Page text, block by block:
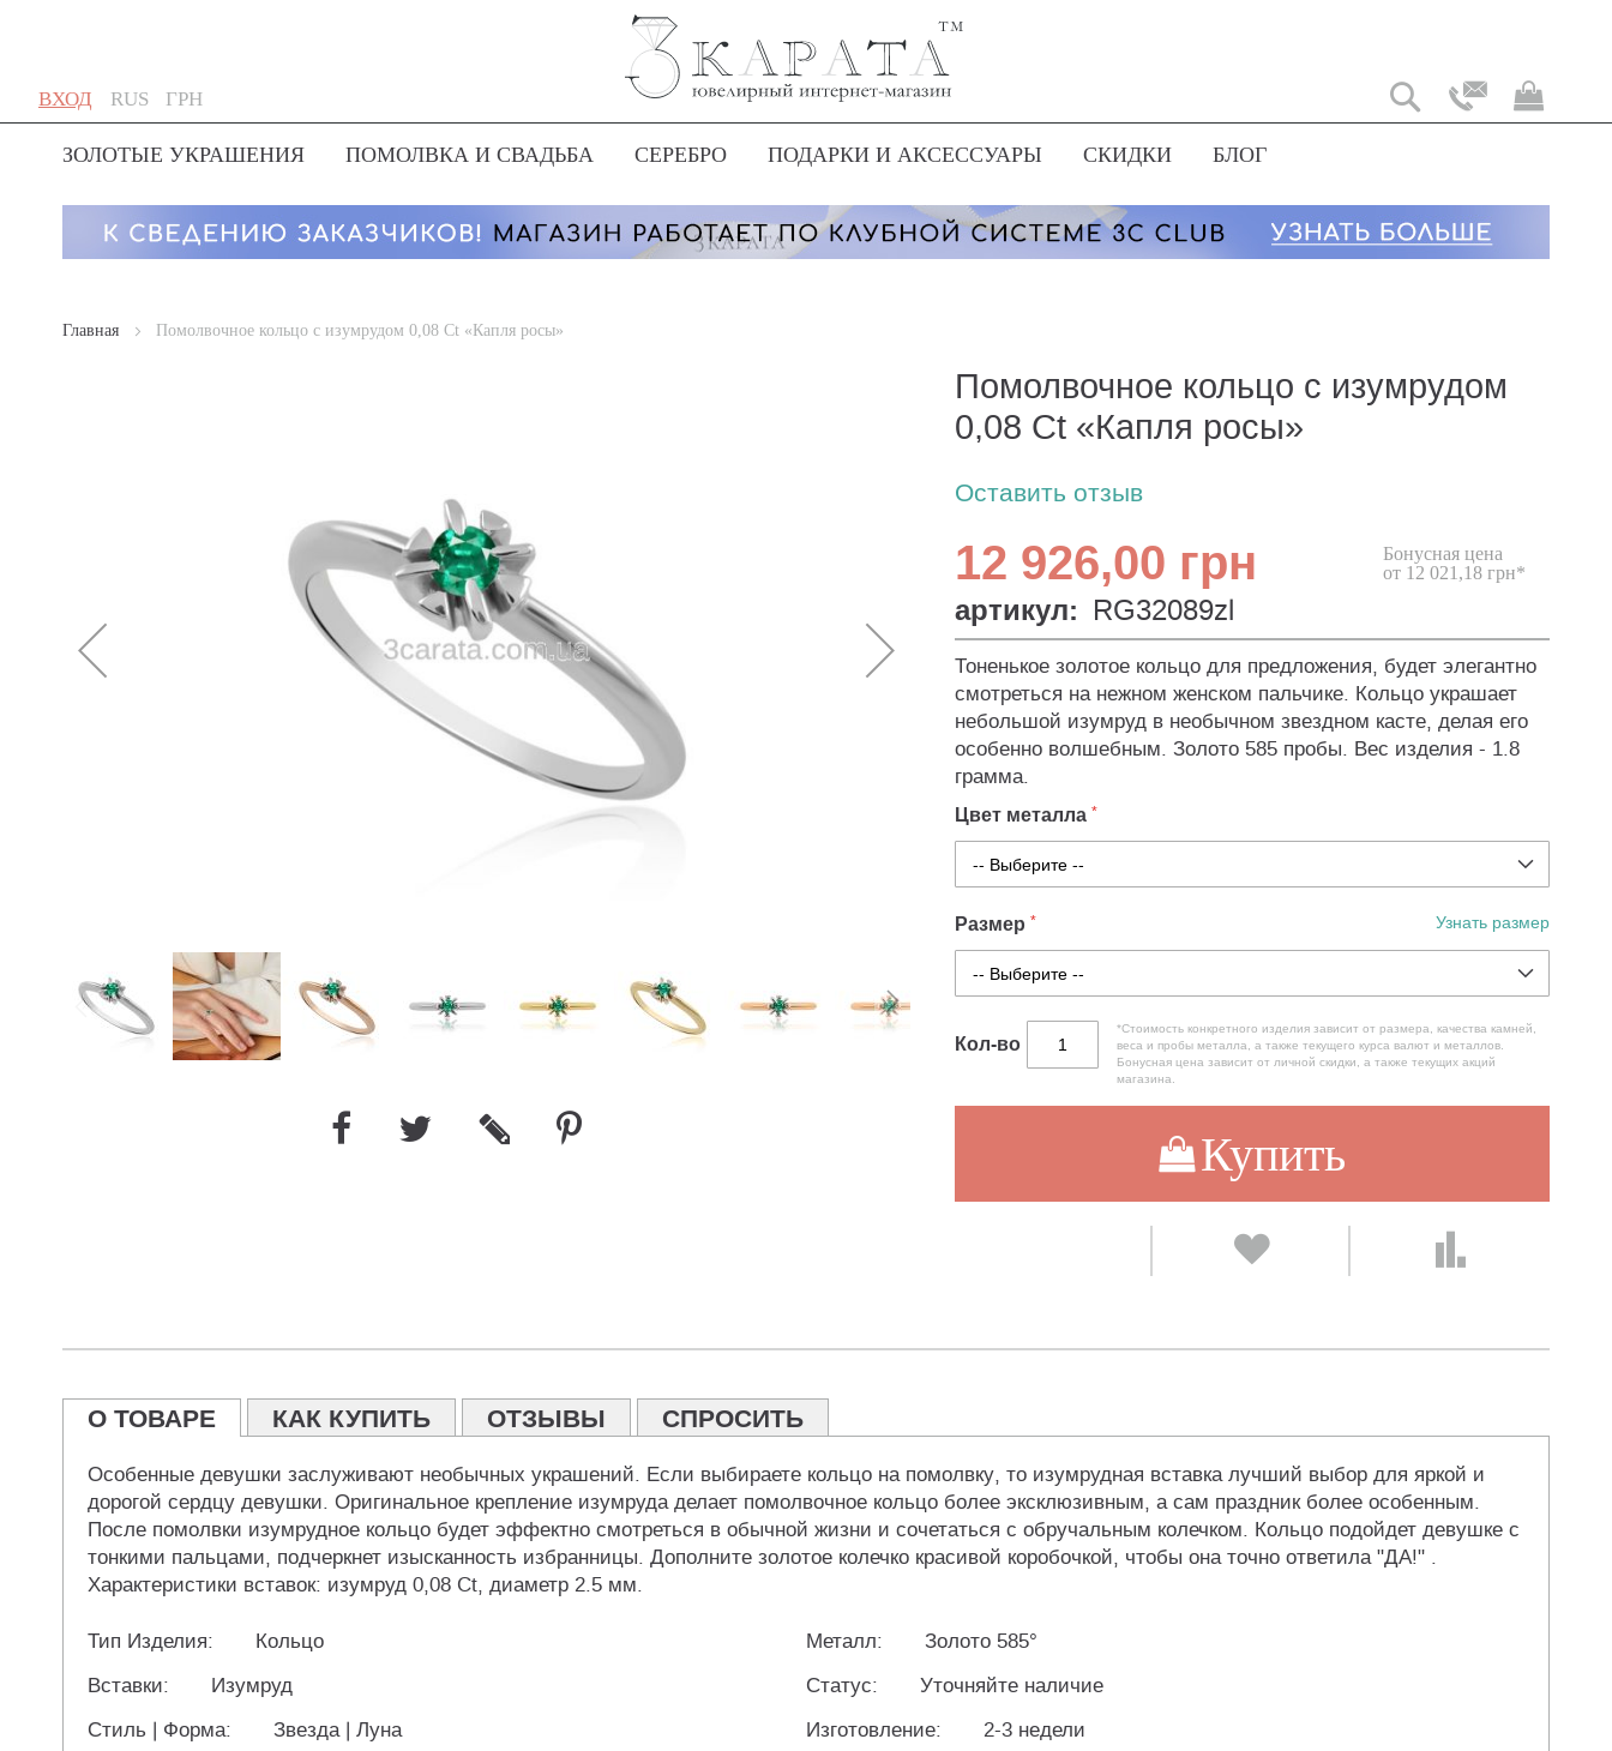
ВХОД
Skip
to
Content
Язык
RUS
Моя
Валюта
ГРН
ЗОЛОТЫЕ УКРАШЕНИЯ ПОМОЛВКА И СВАДЬБА СЕРЕБРО ПОДАРКИ И АКСЕССУАРЫ СКИДКИ БЛОГ
Главная Помолвочное кольцо с изумрудом 0,08 Ct «Капля росы»
Помолвочное кольцо с изумрудом
0,08 Ct «Капля росы»
Оставить отзыв
12 926,00 грн
Бонусная цена
от 12 021,18 грн*
артикул: RG32089zl
Тоненькое золотое кольцо для предложения, будет элегантно
смотреться на нежном женском пальчике. Кольцо украшает
небольшой изумруд в необычном звездном касте, делая его
особенно волшебным. Золото 585 пробы. Вес изделия - 1.8
грамма.
Цвет металла
Размер Узнать размер
Кол-во
*Стоимость конкретного изделия зависит от размера, качества камней,
веса и пробы металла, а также текущего курса валют и металлов.
Бонусная цена зависит от личной скидки, а также текущих акций
магазина.
Купить
О ТОВАРЕ КАК КУПИТЬ ОТЗЫВЫ СПРОСИТЬ
Особенные девушки заслуживают необычных украшений. Если выбираете кольцо на помолвку, то изумрудная вставка лучший выбор для яркой и
дорогой сердцу девушки. Оригинальное крепление изумруда делает помолвочное кольцо более эксклюзивным, а сам праздник более особенным.
После помолвки изумрудное кольцо будет эффектно смотреться в обычной жизни и сочетаться с обручальным колечком. Кольцо подойдет девушке с
тонкими пальцами, подчеркнет изысканность избранницы. Дополните золотое колечко красивой коробочкой, чтобы она точно ответила "ДА!" .
Характеристики вставок: изумруд 0,08 Ct, диаметр 2.5 мм.
Тип Изделия: Кольцо Металл:
Золото 585°
Вставки:
Изумруд Статус:
Уточняйте наличие
Стиль | Форма:
Звезда | Луна Изготовление:
2-3 недели